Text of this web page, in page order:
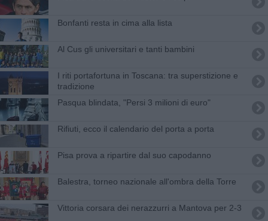
Bonfanti resta in cima alla lista
Al Cus gli universitari e tanti bambini
​I riti portafortuna in Toscana: tra superstizione e
tradizione
Pasqua blindata, "Persi 3 milioni di euro"
Rifiuti, ecco il calendario del porta a porta
Pisa prova a ripartire dal suo capodanno
Balestra, torneo nazionale all'ombra della Torre
Vittoria corsara dei nerazzurri a Mantova per 2-3